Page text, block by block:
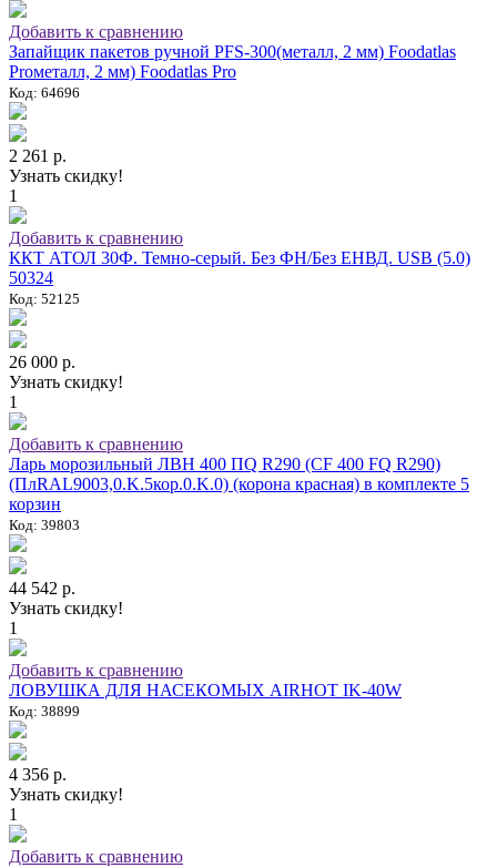
Добавить к сравнению
Запайщик пакетов ручной PFS-300(металл, 2 мм) Foodatlas
Proметалл, 2 мм) Foodatlas Pro
Код: 64696
2 261 р.
Узнать скидку!
1
Добавить к сравнению
ККТ АТОЛ 30Ф. Темно-серый. Без ФН/Без ЕНВД. USB (5.0)
50324
Код: 52125
26 000 р.
Узнать скидку!
1
Добавить к сравнению
Ларь морозильный ЛВН 400 ПQ R290 (СF 400 FQ R290)
(ПлRAL9003,0.K.5кор.0.K.0) (корона красная) в комплекте 5
корзин
Код: 39803
44 542 р.
Узнать скидку!
1
Добавить к сравнению
ЛОВУШКА ДЛЯ НАСЕКОМЫХ AIRHOT IK-40W
Код: 38899
4 356 р.
Узнать скидку!
1
Добавить к сравнению